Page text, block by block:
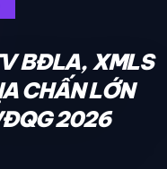
BĐLA, XMLS
CHẤN LỚN
2026